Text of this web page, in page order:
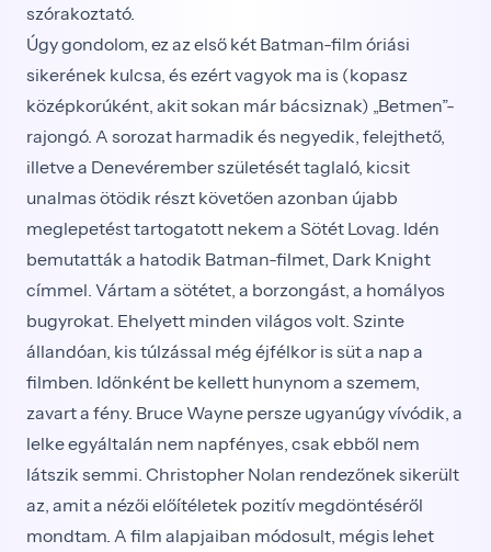
szórakoztató.
Úgy gondolom, ez az első két Batman-film óriási
sikerének kulcsa, és ezért vagyok ma is (kopasz
középkorúként, akit sokan már bácsiznak) „Betmen”-
rajongó. A sorozat harmadik és negyedik, felejthető,
illetve a Denevérember születését taglaló, kicsit
unalmas ötödik részt követően azonban újabb
meglepetést tartogatott nekem a Sötét Lovag. Idén
bemutatták a hatodik Batman-filmet, Dark Knight
címmel. Vártam a sötétet, a borzongást, a homályos
bugyrokat. Ehelyett minden világos volt. Szinte
állandóan, kis túlzással még éjfélkor is süt a nap a
filmben. Időnként be kellett hunynom a szemem,
zavart a fény. Bruce Wayne persze ugyanúgy vívódik, a
lelke egyáltalán nem napfényes, csak ebből nem
látszik semmi. Christopher Nolan rendezőnek sikerült
az, amit a nézői előítéletek pozitív megdöntéséről
mondtam. A film alapjaiban módosult, mégis lehet